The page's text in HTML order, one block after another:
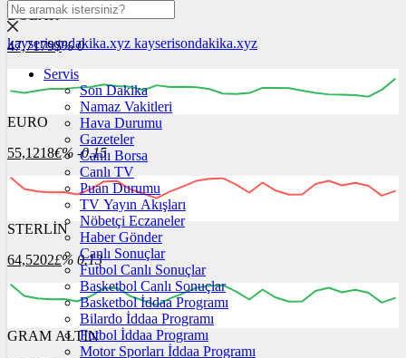
DOLAR
47,7179$% 0
12:00 13:00 14:00
EURO
55,1218€% -0.15
12:00 13:00 14:00
STERLİN
64,5202£% 0.13
12:00 13:00 14:00
GRAM ALTIN
kayserisondakika.xyz kayserisondakika.xyz
Servis
Son Dakika
Namaz Vakitleri
Hava Durumu
Gazeteler
Canlı Borsa
Canlı TV
Puan Durumu
TV Yayın Akışları
Nöbetçi Eczaneler
Haber Gönder
Canlı Sonuçlar
Futbol Canlı Sonuçlar
Basketbol Canlı Sonuçlar
Basketbol İddaa Programı
Bilardo İddaa Programı
Futbol İddaa Programı
Motor Sporları İddaa Programı